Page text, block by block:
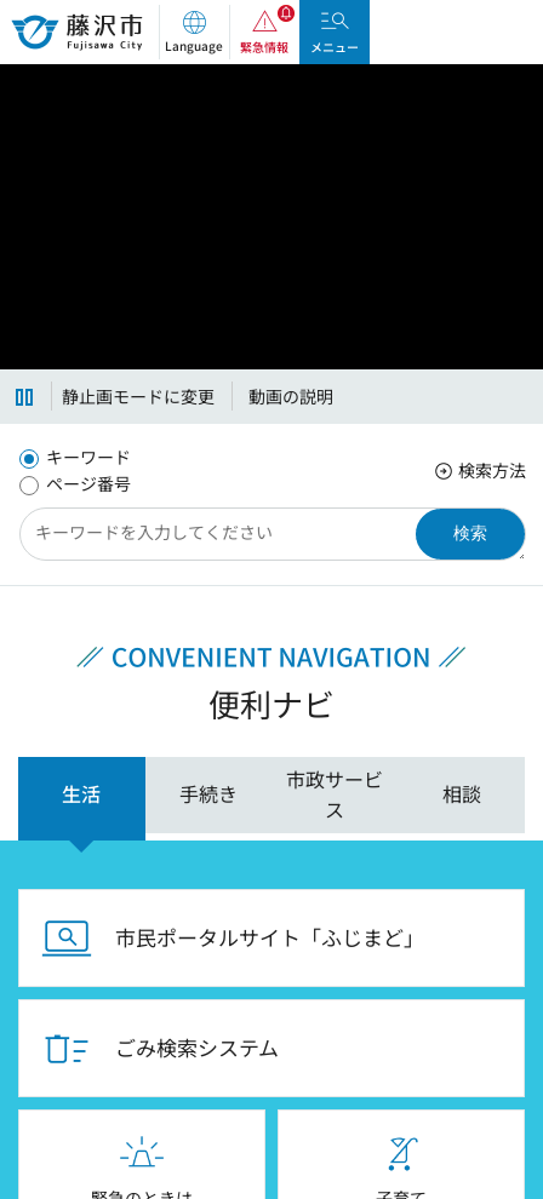
藤沢市
Language 緊急情報 メニュー
静止画モードに変更 動画の説明
キーワード
ページ番号
検索方法
検索
便利ナビ
生活
市民ポータルサイト「ふじまど」
ごみ検索システム
手続き
市政サービ
ス
相談